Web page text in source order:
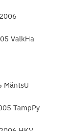
ValkHa
TampPy